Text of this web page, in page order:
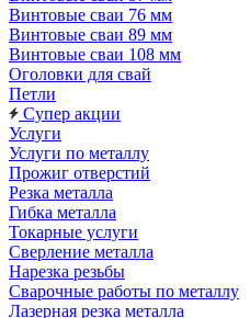
Винтовые сваи 76 мм
Винтовые сваи 89 мм
Винтовые сваи 108 мм
Оголовки для свай
Петли
Супер акции
Услуги
Услуги по металлу
Прожиг отверстий
Резка металла
Гибка металла
Токарные услуги
Сверление металла
Нарезка резьбы
Сварочные работы по металлу
Лазерная резка металла